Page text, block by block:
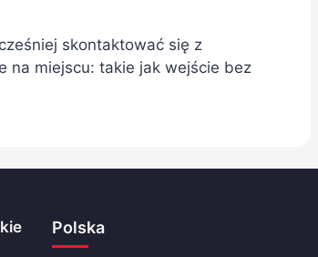
skontaktować się z
na miejscu: takie jak wejście bez
Polska